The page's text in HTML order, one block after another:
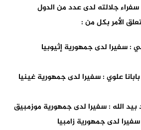
جلالته لدى عدد من الدول
الأمر بكل من :
: سفيرا لدى جمهورية إثيوبيا
علوي : سفيرا لدى جمهورية غينيا